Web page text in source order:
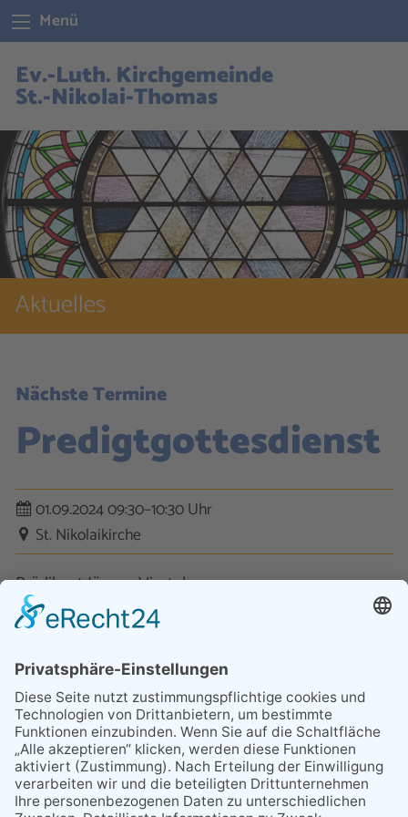
Menü
Ev.-Luth. Kirchgemeinde
St.-Nikolai-Thomas
Aktuelles
Predigtgottesdienst
01.09.2024 09:30–10:30 Uhr
St. Nikolaikirche
Prädikant Jürgen Viertel
Nächste Termine
Kontakt
Datenschutz
Impressum